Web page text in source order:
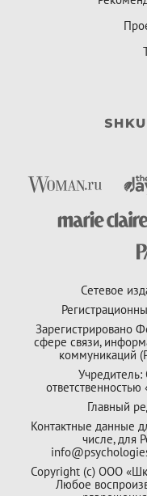
Сетевое
Зарегистрировано
сфере связи,
коммуникаций
Главный
Контактные данные
числе, для
Copyright (с) ООО
Любое